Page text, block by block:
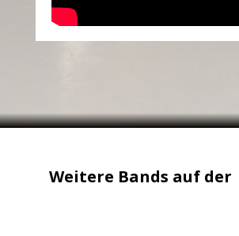
Weitere Bands auf der